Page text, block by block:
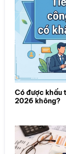
Có được khấu
2026 không?